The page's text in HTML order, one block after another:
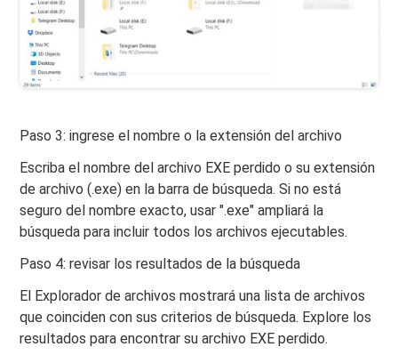
Paso 3: ingrese el nombre o la extensión del archivo
Escriba el nombre del archivo EXE perdido o su extensión
de archivo (.exe) en la barra de búsqueda. Si no está
seguro del nombre exacto, usar ".exe" ampliará la
búsqueda para incluir todos los archivos ejecutables.
Paso 4: revisar los resultados de la búsqueda
El Explorador de archivos mostrará una lista de archivos
que coinciden con sus criterios de búsqueda. Explore los
resultados para encontrar su archivo EXE perdido.